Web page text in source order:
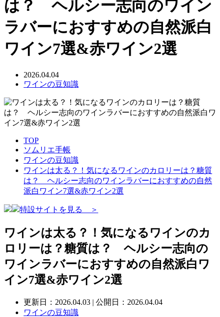
は？ ヘルシー志向のワイン
ラバーにおすすめの自然派白
ワイン7選&赤ワイン2選
2026.04.04
ワインの豆知識
TOP
ソムリエ手帳
ワインの豆知識
ワインは太る？！気になるワインのカロリーは？糖質
は？ ヘルシー志向のワインラバーにおすすめの自然
派白ワイン7選&赤ワイン2選
特設サイトを見る ＞
ワインは太る？！気になるワインのカ
ロリーは？糖質は？ ヘルシー志向の
ワインラバーにおすすめの自然派白ワ
イン7選&赤ワイン2選
更新日： 2026.04.03 | 公開日：2026.04.04
ワインの豆知識